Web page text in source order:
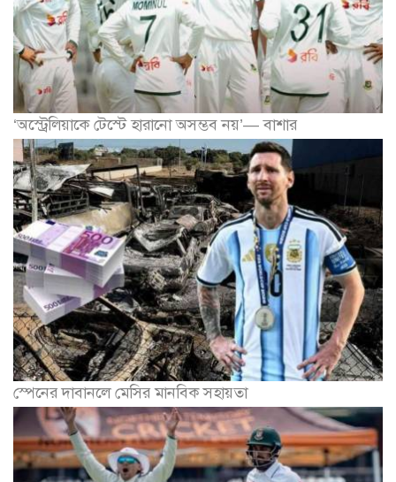
‘অস্ট্রেলিয়াকে টেস্টে হারানো অসম্ভব নয়’— বাশার
স্পেনের দাবানলে মেসির মানবিক সহায়তা